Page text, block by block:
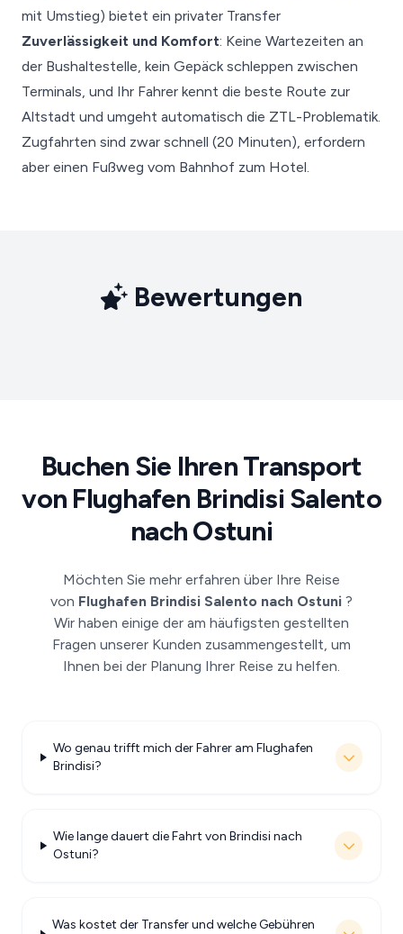
mit Umstieg) bietet ein privater Transfer
Zuverlässigkeit und Komfort: Keine Wartezeiten an
der Bushaltestelle, kein Gepäck schleppen zwischen
Terminals, und Ihr Fahrer kennt die beste Route zur
Altstadt und umgeht automatisch die ZTL-Problematik.
Zugfahrten sind zwar schnell (20 Minuten), erfordern
aber einen Fußweg vom Bahnhof zum Hotel.
Bewertungen
Buchen Sie Ihren Transport
von Flughafen Brindisi Salento
nach Ostuni
Möchten Sie mehr erfahren über Ihre Reise
von Flughafen Brindisi Salento nach Ostuni ?
Wir haben einige der am häufigsten gestellten
Fragen unserer Kunden zusammengestellt, um
Ihnen bei der Planung Ihrer Reise zu helfen.
Wo genau trifft mich der Fahrer am Flughafen
Brindisi?
Wie lange dauert die Fahrt von Brindisi nach
Ostuni?
Was kostet der Transfer und welche Gebühren